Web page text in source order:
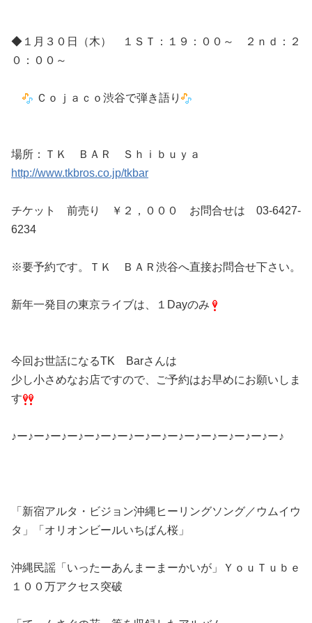
◆１月３０日（木） １ＳＴ：１９：００～ ２ｎｄ：２
０：００～
Ｃｏｊａｃｏ渋谷で弾き語り
場所：ＴＫ ＢＡＲ Ｓｈｉｂｕｙａ
http://www.tkbros.co.jp/tkbar
チケット 前売り ￥２，０００ お問合せは 03-6427-
6234
※要予約です。ＴＫ ＢＡＲ渋谷へ直接お問合せ下さい。
新年一発目の東京ライブは、１Dayのみ
今回お世話になるTK Barさんは
少し小さめなお店ですので、ご予約はお早めにお願いしま
す
♪ー♪ー♪ー♪ー♪ー♪ー♪ー♪ー♪ー♪ー♪ー♪ー♪ー♪ー♪ー♪ー♪
「新宿アルタ・ビジョン沖縄ヒーリングソング／ウムイウ
タ」「オリオンビールいちばん桜」
沖縄民謡「いったーあんまーまーかいが」ＹｏｕＴｕｂｅ
１００万アクセス突破